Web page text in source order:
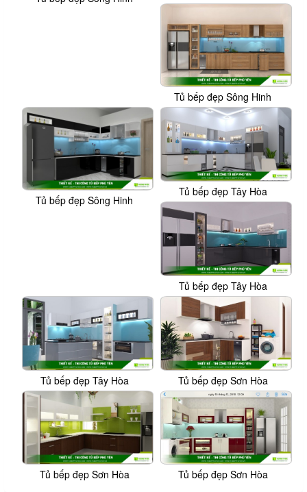
Tủ bếp đẹp Sông Hinh
Tủ bếp đẹp Sông Hinh
Tủ bếp đẹp Tây Hòa
Tủ bếp đẹp Tây Hòa
Tủ bếp đẹp Tây Hòa Tủ bếp đẹp Sơn Hòa
Tủ bếp đẹp Sơn Hòa Tủ bếp đẹp Sơn Hòa